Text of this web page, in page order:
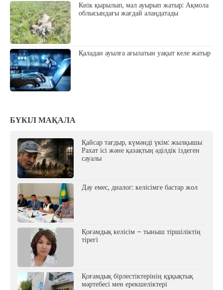
Киік қырылып, мал ауырып жатыр: Ақмола
облысындағы жағдай алаңдатады
Қаладан ауылға ағылатын уақыт келе жатыр
БҮКІЛ МАҚАЛА
Қайсар тағдыр, күмәнді үкім: жылқышы
Рахат ісі және қазақтың әділдік іздеген
сауалы
Дау емес, диалог: келісімге бастар жол
Қоғамдық келісім – тыныш тіршіліктің
тірегі
Қоғамдық бірлестіктерінің құқықтық
мәртебесі мен ерекшеліктері